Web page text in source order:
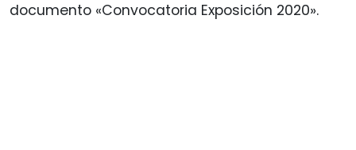
documento «Convocatoria Exposición 2020».